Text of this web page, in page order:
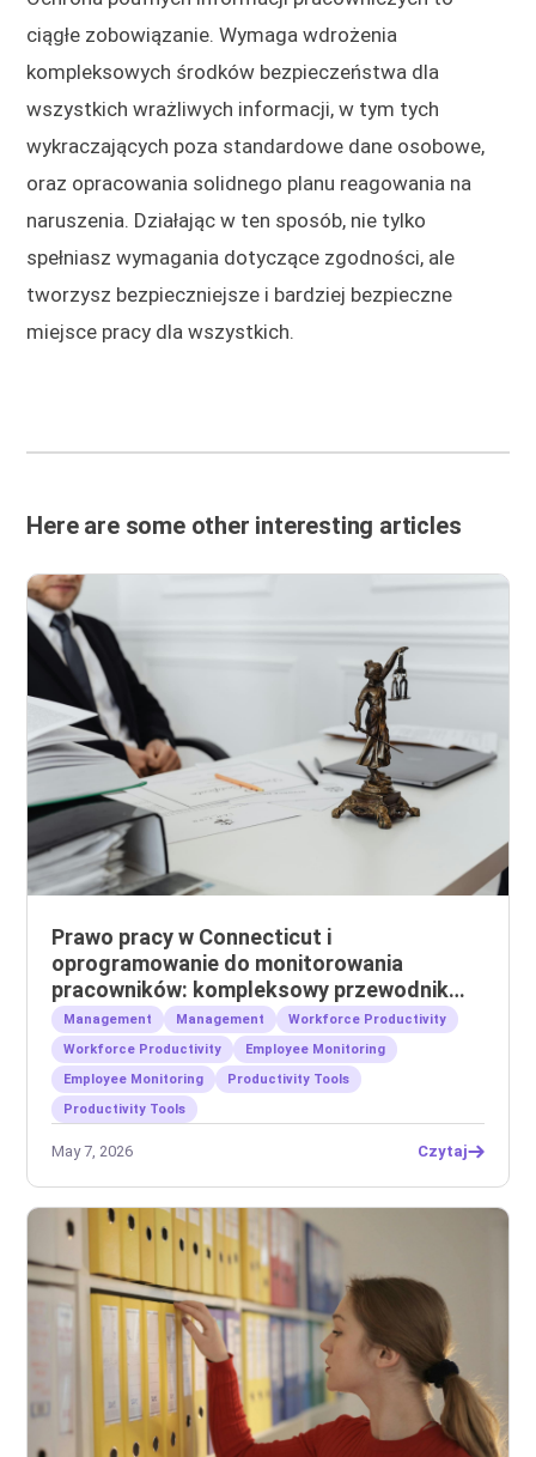
ciągłe zobowiązanie. Wymaga wdrożenia
kompleksowych środków bezpieczeństwa dla
wszystkich wrażliwych informacji, w tym tych
wykraczających poza standardowe dane osobowe,
oraz opracowania solidnego planu reagowania na
naruszenia. Działając w ten sposób, nie tylko
spełniasz wymagania dotyczące zgodności, ale
tworzysz bezpieczniejsze i bardziej bezpieczne
miejsce pracy dla wszystkich.
Here are some other interesting articles
Prawo pracy w Connecticut i
oprogramowanie do monitorowania
pracowników: kompleksowy przewodnik
dla pracodawców
Management Management
Workforce Productivity
Workforce Productivity
Employee Monitoring
Employee Monitoring
Productivity Tools
Productivity Tools
May 7, 2026 Czytaj